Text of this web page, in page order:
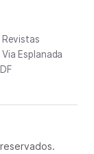
Esplanada